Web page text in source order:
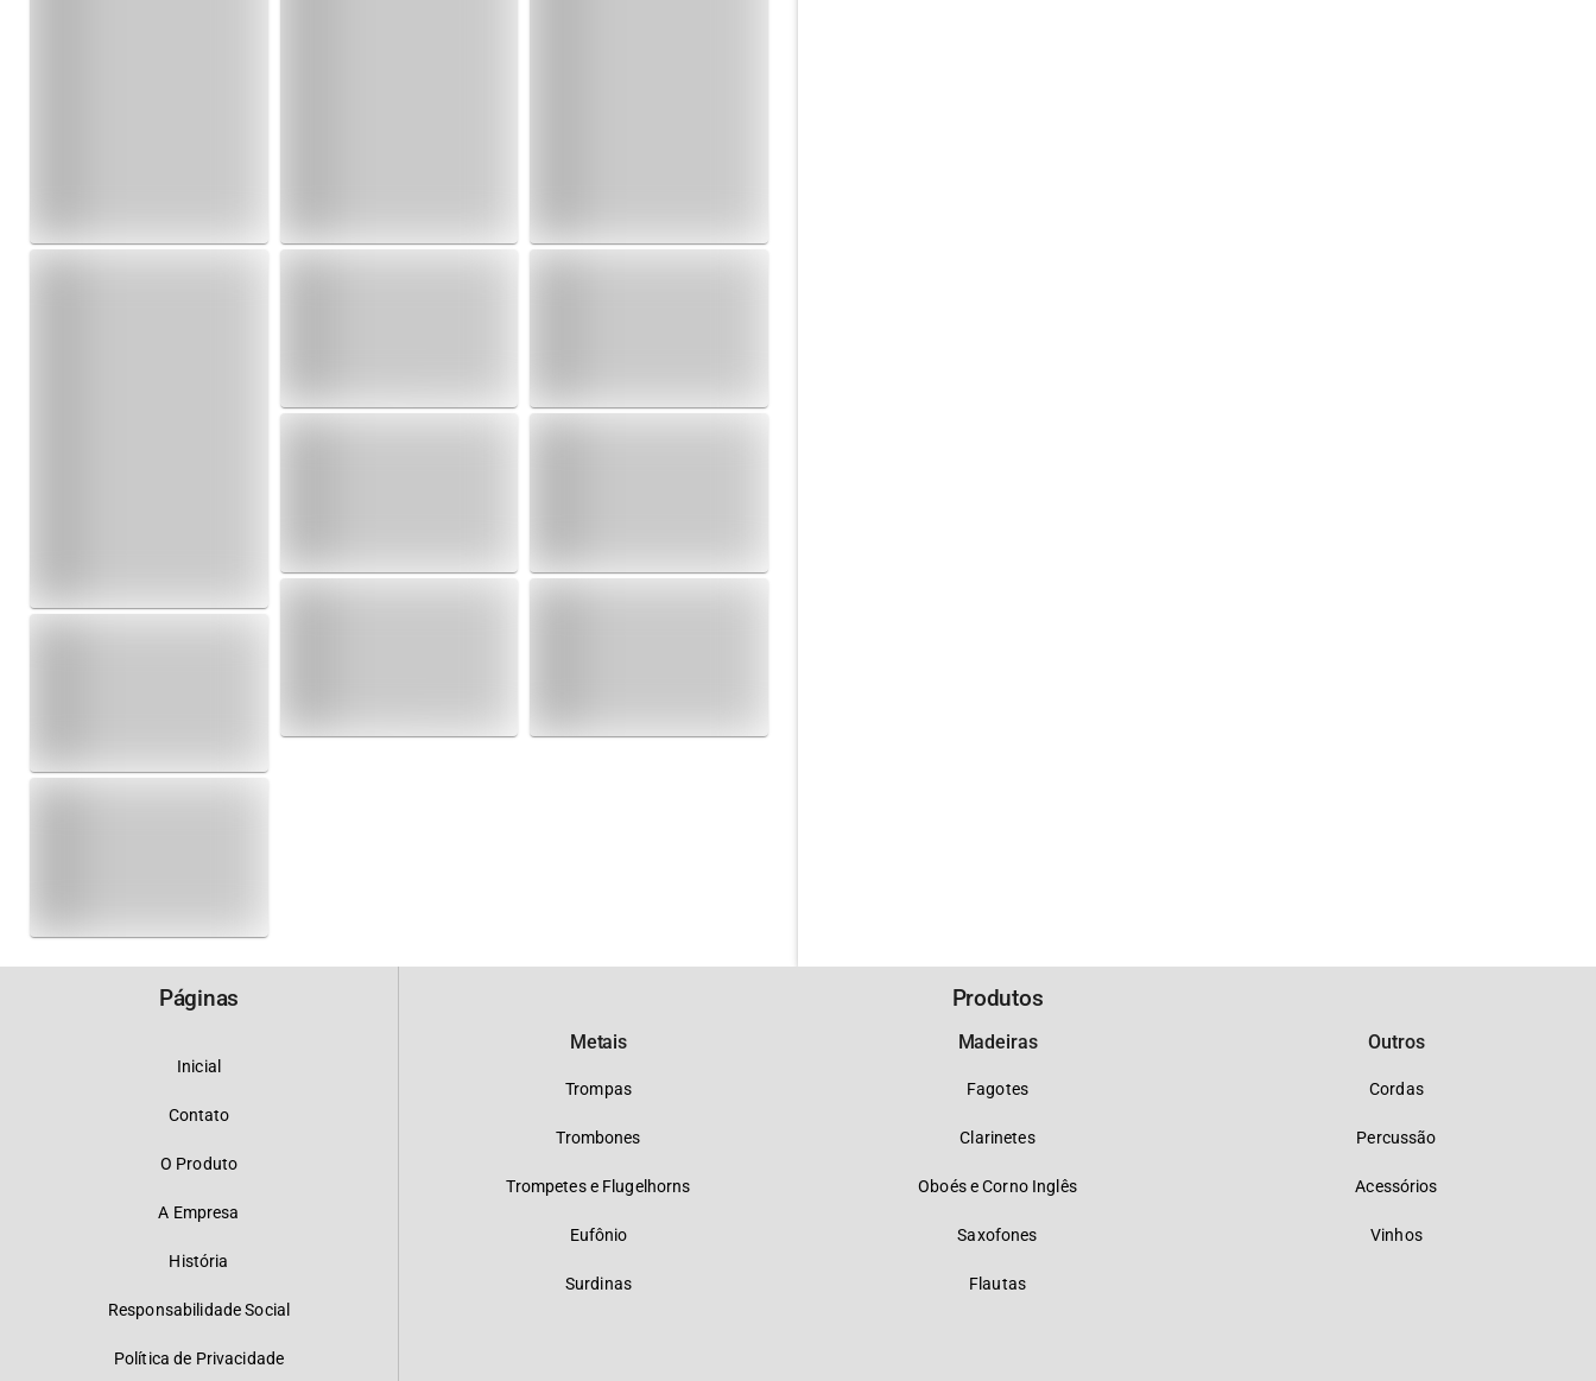
Páginas
Inicial
Contato
O Produto
A Empresa
História
Responsabilidade Social
Política de Privacidade
Produtos
Metais
Trompas
Trombones
Trompetes e Flugelhorns
Eufônio
Surdinas
Madeiras
Fagotes
Clarinetes
Oboés e Corno Inglês
Saxofones
Flautas
Outros
Cordas
Percussão
Acessórios
Vinhos